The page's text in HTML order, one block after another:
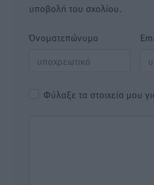
υποβολή του σχολίου.
Όνοματεπώνυμο
Φύλαξε τα στοιχεία μου